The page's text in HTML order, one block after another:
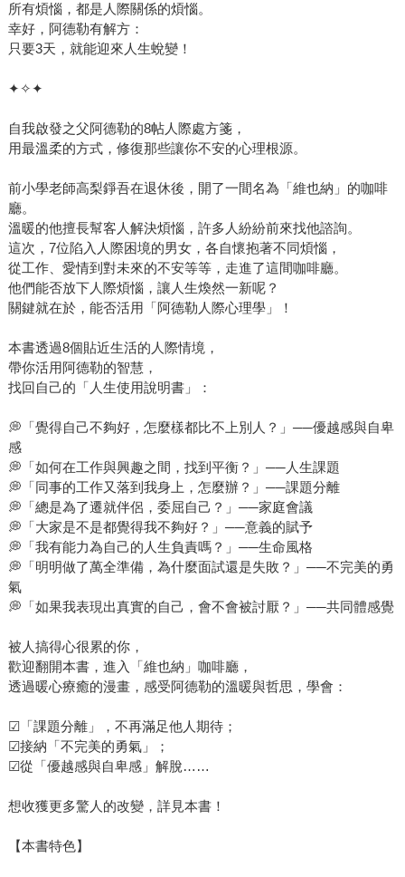
所有煩惱，都是人際關係的煩惱。
幸好，阿德勒有解方：
只要3天，就能迎來人生蛻變！
✦✧✦
自我啟發之父阿德勒的8帖人際處方箋，
用最溫柔的方式，修復那些讓你不安的心理根源。
前小學老師高梨錚吾在退休後，開了一間名為「維也納」的咖啡
廳。
溫暖的他擅長幫客人解決煩惱，許多人紛紛前來找他諮詢。
這次，7位陷入人際困境的男女，各自懷抱著不同煩惱，
從工作、愛情到對未來的不安等等，走進了這間咖啡廳。
他們能否放下人際煩惱，讓人生煥然一新呢？
關鍵就在於，能否活用「阿德勒人際心理學」！
本書透過8個貼近生活的人際情境，
帶你活用阿德勒的智慧，
找回自己的「人生使用說明書」：
💭「覺得自己不夠好，怎麼樣都比不上別人？」──優越感與自卑
感
💭「如何在工作與興趣之間，找到平衡？」──人生課題
💭「同事的工作又落到我身上，怎麼辦？」──課題分離
💭「總是為了遷就伴侶，委屈自己？」──家庭會議
💭「大家是不是都覺得我不夠好？」──意義的賦予
💭「我有能力為自己的人生負責嗎？」──生命風格
💭「明明做了萬全準備，為什麼面試還是失敗？」──不完美的勇
氣
💭「如果我表現出真實的自己，會不會被討厭？」──共同體感覺
被人搞得心很累的你，
歡迎翻開本書，進入「維也納」咖啡廳，
透過暖心療癒的漫畫，感受阿德勒的溫暖與哲思，學會：
☑「課題分離」，不再滿足他人期待；
☑接納「不完美的勇氣」；
☑從「優越感與自卑感」解脫……
想收獲更多驚人的改變，詳見本書！
【本書特色】